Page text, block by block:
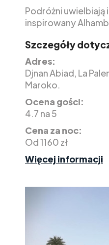
Podróżni
inspirowany
Szczegóły
Adres:
Djnan Abiad, La
Maroko.
Ocena gości:
4.7 na 5
Cena za noc:
Od 1160 zł
Więcej informacji